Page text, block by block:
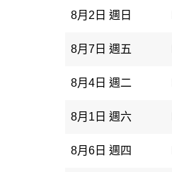
8月2日 週日
8月7日 週五
8月4日 週二
8月1日 週六
8月6日 週四